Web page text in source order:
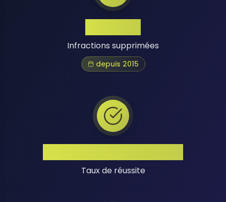
Infractions supprimées
depuis 2015
Taux de réussite